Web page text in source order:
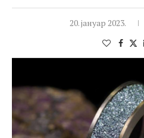
20. јануар 2023.